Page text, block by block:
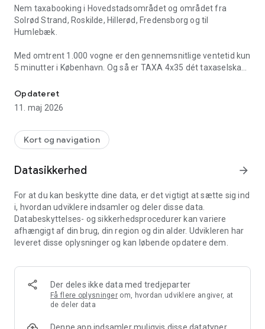
Nem taxabooking i Hovedstadsområdet og området fra
Solrød Strand, Roskilde, Hillerød, Fredensborg og til
Humlebæk.
Med omtrent 1.000 vogne er den gennemsnitlige ventetid kun
5 minutter i København. Og så er TAXA 4x35 dét taxaselskab i
en eltaxa!
1) Se ventetiden:
baseret på din eksakte position.
2) Beregn din pris:
Indtast en start- og en slutadresse for at få et fastpris tilbud.
Du kan selv vælge om du vil køre med den faste pris eller på
almindeligt taxameter.
Vælger du at bestille din taxa med en fastlåst pris slipper du
for bekymringer om kødannelser og lignende som vil kunne
fordyre din tur, hvis du kørte på almindeligt taxameter.
Opdateret
11. maj 2026
Kort og navigation
Datasikkerhed arrow_forward
For at du kan beskytte dine data, er det vigtigt at sætte sig ind
i, hvordan udviklere indsamler og deler disse data.
Databeskyttelses- og sikkerhedsprocedurer kan variere
afhængigt af din brug, din region og din alder. Udvikleren har
leveret disse oplysninger og kan løbende opdatere dem.
Der deles ikke data med tredjeparter
Få flere oplysninger om, hvordan udviklere angiver, at
de deler data